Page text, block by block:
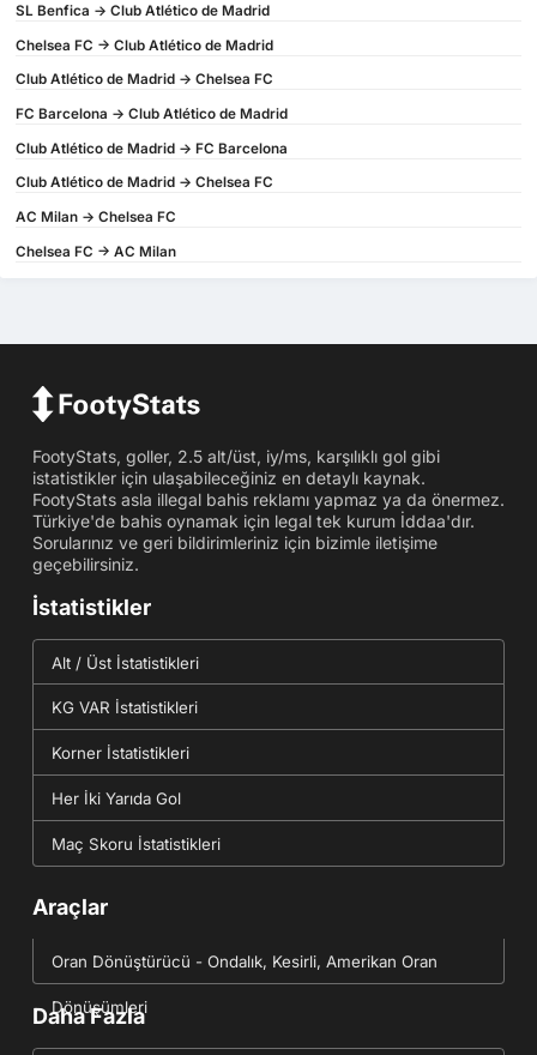
SL Benfica -> Club Atlético de Madrid
Chelsea FC -> Club Atlético de Madrid
Club Atlético de Madrid -> Chelsea FC
FC Barcelona -> Club Atlético de Madrid
Club Atlético de Madrid -> FC Barcelona
Club Atlético de Madrid -> Chelsea FC
AC Milan -> Chelsea FC
Chelsea FC -> AC Milan
FootyStats, goller, 2.5 alt/üst, iy/ms, karşılıklı gol gibi
istatistikler için ulaşabileceğiniz en detaylı kaynak.
FootyStats asla illegal bahis reklamı yapmaz ya da önermez.
Türkiye'de bahis oynamak için legal tek kurum İddaa'dır.
Sorularınız ve geri bildirimleriniz için bizimle iletişime
geçebilirsiniz.
İstatistikler
Alt / Üst İstatistikleri
KG VAR İstatistikleri
Korner İstatistikleri
Her İki Yarıda Gol
Maç Skoru İstatistikleri
Araçlar
Oran Dönüştürücü - Ondalık, Kesirli, Amerikan Oran
Dönüşümleri
Daha Fazla